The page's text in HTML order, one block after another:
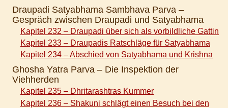
Draupadi Satyabhama Sambhava Parva –
Gespräch zwischen Draupadi und Satyabhama
Kapitel 232 – Draupadi über sich als vorbildliche Gattin
Kapitel 233 – Draupadis Ratschläge für Satyabhama
Kapitel 234 – Abschied von Satyabhama und Krishna
Ghosha Yatra Parva – Die Inspektion der
Viehherden
Kapitel 235 – Dhritarashtras Kummer
Kapitel 236 – Shakuni schlägt einen Besuch bei den